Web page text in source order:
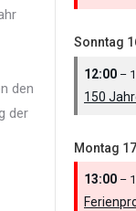
den
der
Sonntag
12:00 –
150
Montag
13:00 –